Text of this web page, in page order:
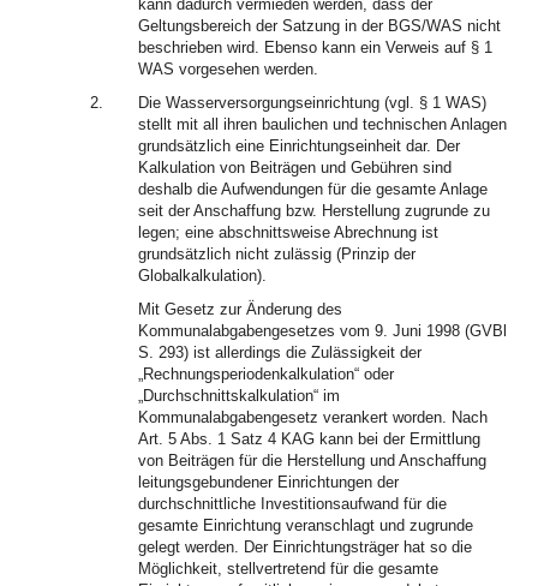
kann dadurch vermieden werden, dass der
Geltungsbereich der Satzung in der BGS/WAS nicht
beschrieben wird. Ebenso kann ein Verweis auf § 1
WAS vorgesehen werden.
2.
Die Wasserversorgungseinrichtung (vgl. § 1 WAS)
stellt mit all ihren baulichen und technischen Anlagen
grundsätzlich eine Einrichtungseinheit dar. Der
Kalkulation von Beiträgen und Gebühren sind
deshalb die Aufwendungen für die gesamte Anlage
seit der Anschaffung bzw. Herstellung zugrunde zu
legen; eine abschnittsweise Abrechnung ist
grundsätzlich nicht zulässig (Prinzip der
Globalkalkulation).
Mit Gesetz zur Änderung des
Kommunalabgabengesetzes vom 9. Juni 1998 (GVBl
S. 293) ist allerdings die Zulässigkeit der
„Rechnungsperiodenkalkulation“ oder
„Durchschnittskalkulation“ im
Kommunalabgabengesetz verankert worden. Nach
Art. 5 Abs. 1 Satz 4 KAG kann bei der Ermittlung
von Beiträgen für die Herstellung und Anschaffung
leitungsgebundener Einrichtungen der
durchschnittliche Investitionsaufwand für die
gesamte Einrichtung veranschlagt und zugrunde
gelegt werden. Der Einrichtungsträger hat so die
Möglichkeit, stellvertretend für die gesamte